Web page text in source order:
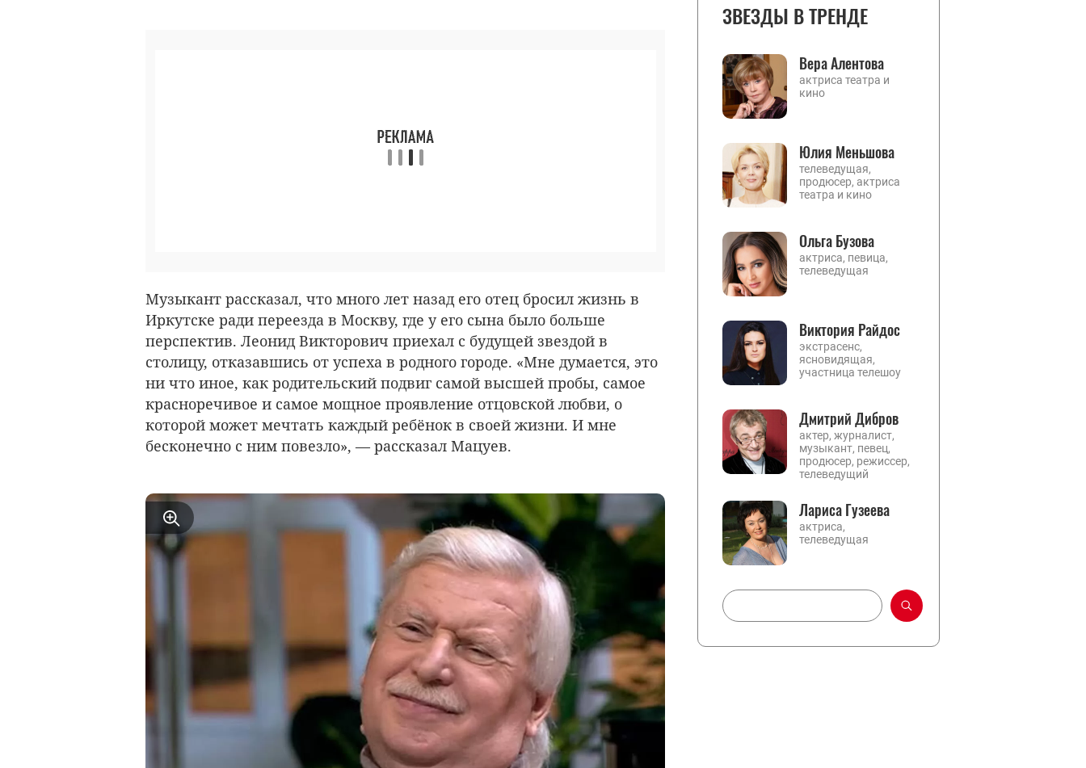
Музыкант рассказал, что много лет назад его отец бросил жизнь в
Иркутске ради переезда в Москву, где у его сына было больше
перспектив. Леонид Викторович приехал с будущей звездой в
столицу, отказавшись от успеха в родного городе. «Мне думается, это
ни что иное, как родительский подвиг самой высшей пробы, самое
красноречивое и самое мощное проявление отцовской любви, о
которой может мечтать каждый ребёнок в своей жизни. И мне
бесконечно с ним повезло», — рассказал Мацуев.
ЗВЕЗДЫ В ТРЕНДЕ
Вера Алентова
актриса театра и
кино
Юлия Меньшова
телеведущая,
продюсер, актриса
театра и кино
Ольга Бузова
актриса, певица,
телеведущая
Виктория Райдос
экстрасенс,
ясновидящая,
участница телешоу
Дмитрий Дибров
актер, журналист,
музыкант, певец,
продюсер, режиссер,
телеведущий
Лариса Гузеева
актриса,
телеведущая